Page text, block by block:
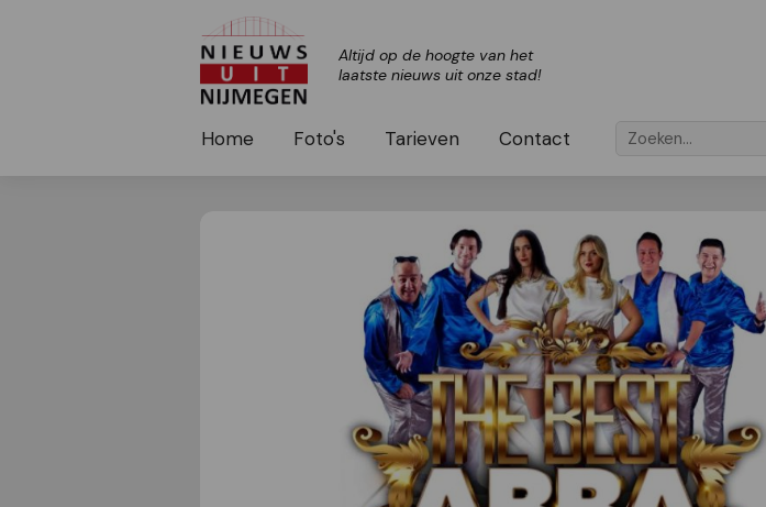
Altijd op de hoogte van het
laatste nieuws uit onze stad!
Home Foto's Tarieven Contact